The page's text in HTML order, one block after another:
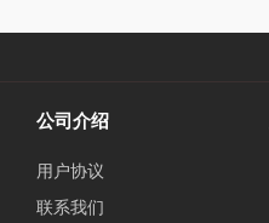
公司介绍
用户协议
联系我们